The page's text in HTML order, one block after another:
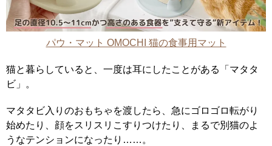
パウ・マット OMOCHI 猫の食事用マット
猫と暮らしていると、一度は耳にしたことがある「マタタ
ビ」。
マタタビ入りのおもちゃを渡したら、急にゴロゴロ転がり
始めたり、顔をスリスリこすりつけたり、まるで別猫のよ
うなテンションになったり……。